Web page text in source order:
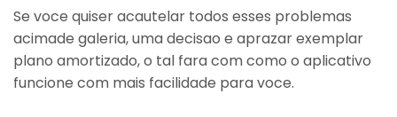
Se voce quiser acautelar todos esses problemas
acimade galeria, uma decisao e aprazar exemplar
plano amortizado, o tal fara com como o aplicativo
funcione com mais facilidade para voce.